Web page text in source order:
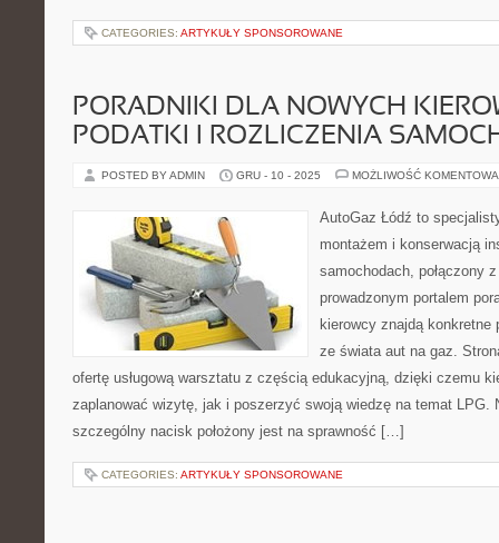
CATEGORIES: ARTYKUŁY SPONSOROWANE
PORADNIKI DLA NOWYCH
PODATKI I ROZLICZENIA
POSTED BY ADMIN GRU - 10 - 2025 MOŻLIWOŚĆ
AutoGaz Łódź to
montażem i konserwacją
samochodach, połączony
prowadzonym portalem
kierowcy znajdą konkretne
ze świata aut na gaz.
ofertę usługową warsztatu z częścią edukacyjną, dzięki czemu
zaplanować wizytę, jak i poszerzyć swoją wiedzę na temat LPG.
szczególny nacisk położony jest na sprawność […]
CATEGORIES: ARTYKUŁY SPONSOROWANE